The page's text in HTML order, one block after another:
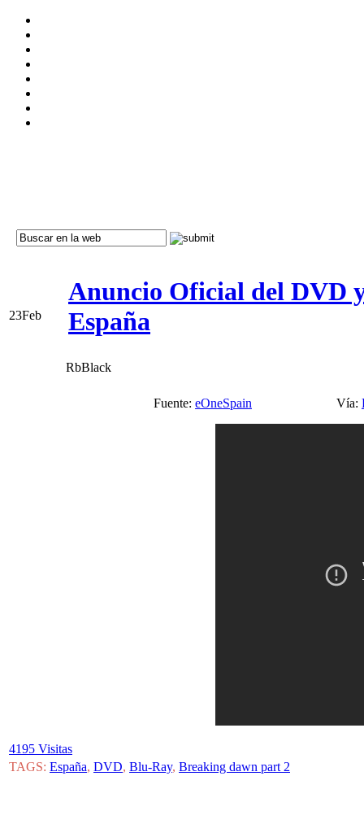
23Feb
Anuncio Oficial del DVD
España
RbBlack
Fuente: eOneSpain Vía:
4195 Visitas
TAGS: España, DVD, Blu-Ray, Breaking dawn part 2